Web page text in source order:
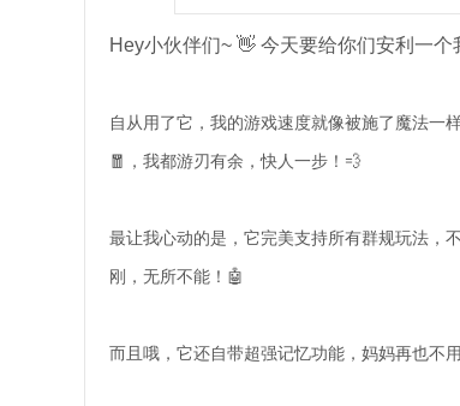
Hey小伙伴们~ 👋 今天要给你们安利一
自从用了它，我的游戏速度就像被施了魔法一
🧧，我都游刃有余，快人一步！💨
最让我心动的是，它完美支持所有群规玩法，
刚，无所不能！🤖
而且哦，它还自带超强记忆功能，妈妈再也不